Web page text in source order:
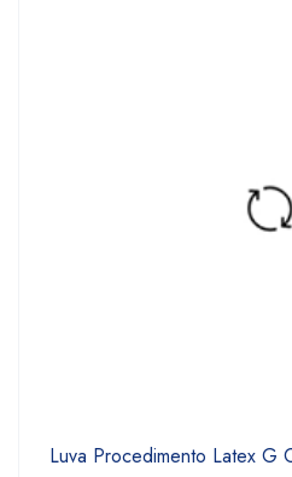
Luva Procedimento Latex G